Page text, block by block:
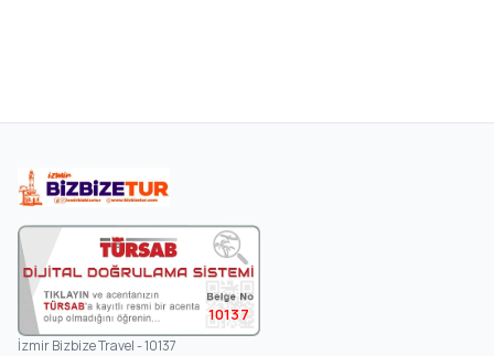
10137
İzmir Bizbize Travel - 10137